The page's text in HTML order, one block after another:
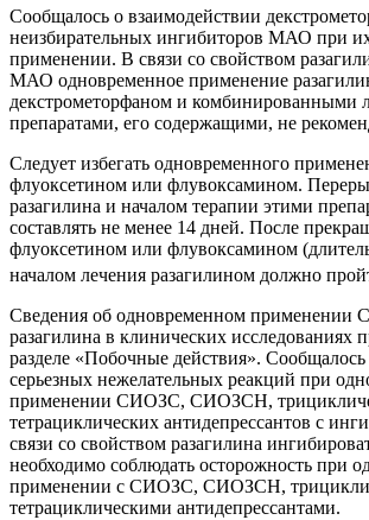
Сообщалось о взаимодействии
неизбирательных ингибиторов МАО при
применении. В связи со свойством
МАО одновременное применение
декстрометорфаном и комбинированными
препаратами, его содержащими, не
Следует избегать одновременного
флуоксетином или флувоксамином.
разагилина и началом терапии этими
составлять не менее 14 дней. После
флуоксетином или флувоксамином
началом лечения разагилином должно
Сведения об одновременном
разагилина в клинических исследованиях
разделе «Побочные действия». Сообщалось
серьезных нежелательных реакций при
применении СИОЗС, СИОЗСН,
тетрациклических антидепрессантов с
связи со свойством разагилина
необходимо соблюдать осторожность при
применении с СИОЗС, СИОЗСН,
тетрациклическими антидепрессантами.